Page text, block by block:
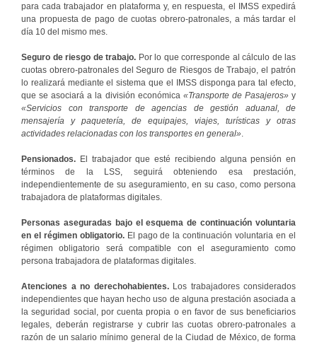
para cada trabajador en plataforma y, en respuesta, el IMSS expedirá
una propuesta de pago de cuotas obrero-patronales, a más tardar el
día 10 del mismo mes.
Seguro de riesgo de trabajo. Por lo que corresponde al cálculo de las
cuotas obrero-patronales del Seguro de Riesgos de Trabajo, el patrón
lo realizará mediante el sistema que el IMSS disponga para tal efecto,
que se asociará a la división económica «Transporte de Pasajeros»y
«Servicios con transporte de agencias de gestión aduanal, de
mensajería y paquetería, de equipajes, viajes, turísticas y otras
actividades relacionadas con los transportes en general»
Pensionados. El trabajador que esté recibiendo alguna pensión en
términos de la LSS, seguirá obteniendo esa prestación,
independientemente de su aseguramiento, en su caso, como persona
trabajadora de plataformas digitales.
Personas aseguradas bajo el esquema de continuación voluntaria
en el régimen obligatorio. El pago de la continuación voluntaria en el
régimen obligatorio será compatible con el aseguramiento como
persona trabajadora de plataformas digitales.
Atenciones a no derechohabientes.Los trabajadores considerados
independientes que hayan hecho uso de alguna prestación asociada a
la seguridad social, por cuenta propia o en favor de sus beneficiarios
legales, deberán registrarse y cubrir las cuotas obrero-patronales a
razón de un salario mínimo general de la Ciudad de México, de forma